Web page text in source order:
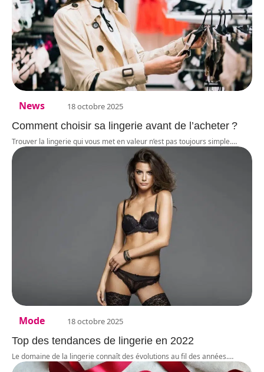
News 18 octobre 2025
Comment choisir sa lingerie avant de l’acheter ?
Trouver la lingerie qui vous met en valeur n’est pas toujours simple.…
Mode 18 octobre 2025
Top des tendances de lingerie en 2022
Le domaine de la lingerie connaît des évolutions au fil des années.…